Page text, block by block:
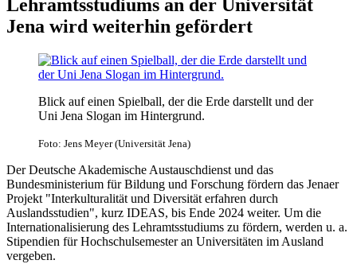
Lehramtsstudiums an der Universität
Jena wird weiterhin gefördert
Blick auf einen Spielball, der die Erde darstellt und der
Uni Jena Slogan im Hintergrund.
Foto: Jens Meyer (Universität Jena)
Der Deutsche Akademische Austauschdienst und das
Bundesministerium für Bildung und Forschung fördern das Jenaer
Projekt "Interkulturalität und Diversität erfahren durch
Auslandsstudien", kurz IDEAS, bis Ende 2024 weiter. Um die
Internationalisierung des Lehramtsstudiums zu fördern, werden u. a.
Stipendien für Hochschulsemester an Universitäten im Ausland
vergeben.